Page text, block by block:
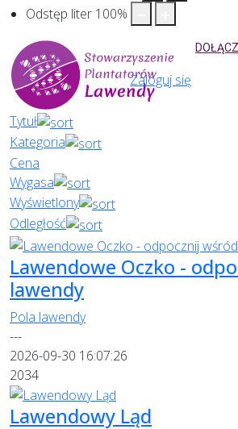
Odstęp liter 100%
DOŁĄCZ
Zaloguj się
Tytuł
Kategoria
Cena
Wygasa
Wyświetlony
Odległość
Lawendowe Oczko -
lawendy
Pola lawendy
---
2026-09-30 16:07:26
2034
Lawendowy Ląd